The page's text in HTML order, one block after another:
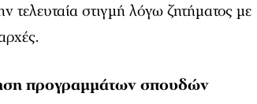
τελευταία στιγμή λόγω ζητήματος με
προγραμμάτων σπουδών